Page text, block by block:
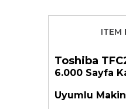
ITEM
Toshiba
6.000 Sayfa
Uyumlu